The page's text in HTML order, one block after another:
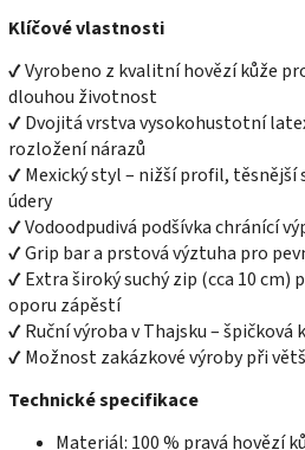
Klíčové vlastnosti
✔ Vyrobeno z kvalitní hovězí kůže
dlouhou životnost
✔ Dvojitá vrstva vysokohustotní
rozložení nárazů
✔ Mexický styl – nižší profil,
údery
✔ Vodoodpudivá podšívka chránící
✔ Grip bar a prstová výztuha pro
✔ Extra široký suchý zip (cca 10 cm)
oporu zápěstí
✔ Ruční výroba v Thajsku – špičková
✔ Možnost zakázkové výroby při
Technické specifikace
Materiál: 100 % pravá hovězí